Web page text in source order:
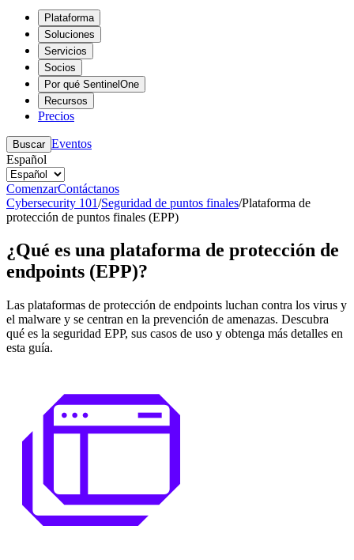
Plataforma
Soluciones
Servicios
Socios
Por qué SentinelOne
Recursos
Precios
Buscar Eventos
Español
ComenzarContáctanos
Cybersecurity 101/Seguridad de puntos finales/Plataforma de
protección de puntos finales (EPP)
¿Qué es una plataforma de protección de
endpoints (EPP)?
Las plataformas de protección de endpoints luchan contra los virus y
el malware y se centran en la prevención de amenazas. Descubra
qué es la seguridad EPP, sus casos de uso y obtenga más detalles en
esta guía.